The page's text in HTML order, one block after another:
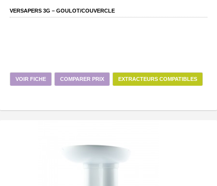
VERSAPERS 3G – GOULOT/COUVERCLE
VOIR FICHE COMPARER PRIX EXTRACTEURS COMPATIBLES